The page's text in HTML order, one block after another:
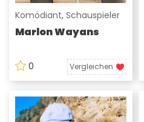
Komödiant, Schauspieler
Marlon Wayans
0 Vergleichen